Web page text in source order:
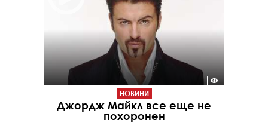
НОВИНИ
Джордж Майкл все еще не
похоронен